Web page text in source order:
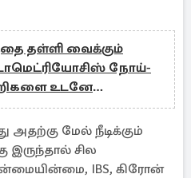
தள்ளி வைக்கும்
நோய்-
உடனே
மேல் நீடிக்கும்
இருந்தால் சில
IBS, கிரோன்